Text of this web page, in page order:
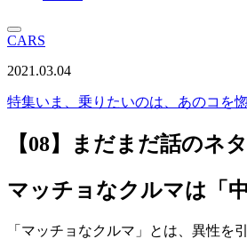
CARS
2021.03.04
特集いま、乗りたいのは、あのコを
【08】まだまだ話のネ
マッチョなクルマは「
「マッチョなクルマ」とは、異性